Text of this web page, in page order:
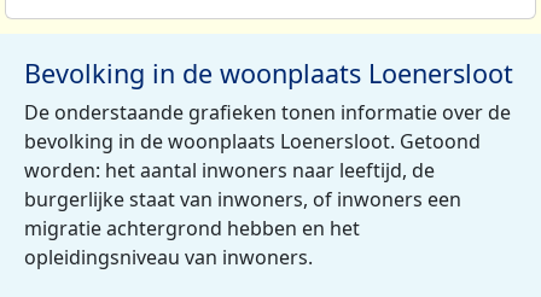
Bevolking in de woonplaats Loenersloot
De onderstaande grafieken tonen informatie over de
bevolking in de woonplaats Loenersloot. Getoond
worden: het aantal inwoners naar leeftijd, de
burgerlijke staat van inwoners, of inwoners een
migratie achtergrond hebben en het
opleidingsniveau van inwoners.